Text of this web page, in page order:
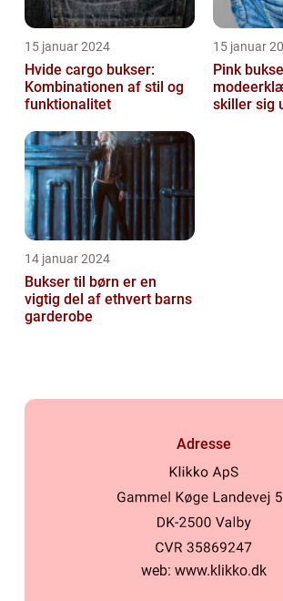
15 januar 2024
Hvide cargo bukser:
Kombinationen af stil og
funktionalitet
15 januar
Pink
skiller sig
14 januar 2024
Bukser til børn er en
vigtig del af ethvert barns
garderobe
Adresse
web: www.klikko.dk